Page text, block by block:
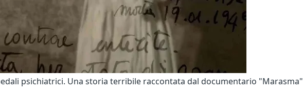
psichiatrici. Una storia terribile raccontata dal documentario "Marasma"